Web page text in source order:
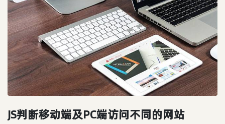
JS判断移动端及PC端访问不同的网站